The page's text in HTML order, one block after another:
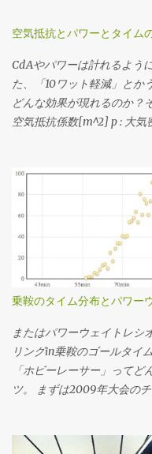
直指定してヒストグラム書
斜面 or 下りの速度) 中央値(
見たうえで、普段山を登る
ア比と速度に当てはめたう
るものを選定する流れです
原とか。あと鳥海山の1st
させたくない場合はフロン
だり。 ギア比とケイデンス
けの元ネタはAndrew
どのその他装備が2kgと、
はグラフを画像として表示
で書いていてインタラクテ
要に応じて下記のソースコ
ワーは総重量から計算して
と大きいと機材重量の影響
イトレシオが同じでも少し
と機材の軽量化はライダー
とめたエントリは こちら 。
空気抵抗とパワーとタイム
CdAやパワーは計れるよう
た、「10ワット軽減」とか
どんな効果が現れるのか
空気抵抗係数[m^2] p : 大
パワーからCdAを求める
(0.5・p・v^3) 3. CdAとパ
式の解の公式でゴニョる)
w ・-1 v = 1 / (6・a)・((4
a^2・d^2 + 4・a・
(27・a^2・d^2 + 4・a・
1.226kg/m^3、Crr=0.004、
て、CdA=0.215で速度
式で w = 0.5・0.215・1.226
209.07 同様に速度11.11m/
の式で CdA = (209.07 -
ワットセーブする"という
乗鞍のタイム分布とパワー
またはパワーウェイトレシ
リングin乗鞍のゴールタイ
「ホビーレーサー」って
ツ。 まずは2009年大会の
2009年大会ゴールタイム